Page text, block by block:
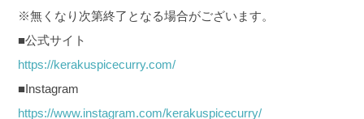
※無くなり次第終了となる場合がございます。
■公式サイト
https://kerakuspicecurry.com/
■Instagram
https://www.instagram.com/kerakuspicecurry/